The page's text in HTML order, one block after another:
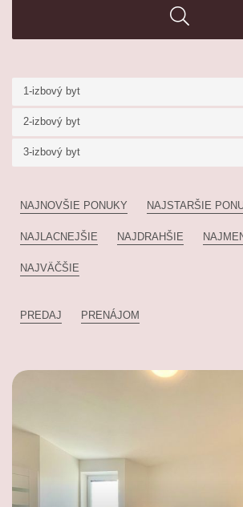
1-izbový byt
2-izbový byt
3-izbový byt
NAJNOVŠIE PONUKY NAJSTARŠIE
NAJLACNEJŠIE NAJDRAHŠIE
NAJVÄČŠIE
PREDAJ PRENÁJOM